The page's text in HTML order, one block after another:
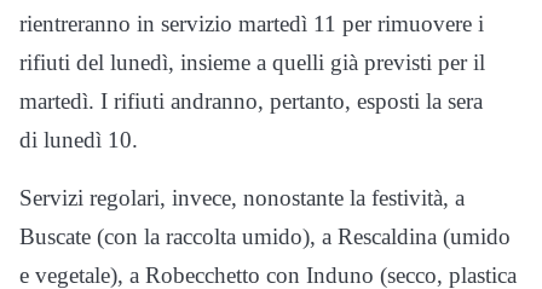
rientreranno in servizio martedì 11 per rimuovere i
rifiuti del lunedì, insieme a quelli già previsti per il
martedì. I rifiuti andranno, pertanto, esposti la sera
di lunedì 10.
Servizi regolari, invece, nonostante la festività, a
Buscate (con la raccolta umido), a Rescaldina (umido
e vegetale), a Robecchetto con Induno (secco, plastica